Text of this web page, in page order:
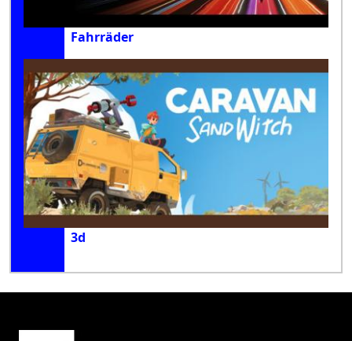
Fahrräder
3d